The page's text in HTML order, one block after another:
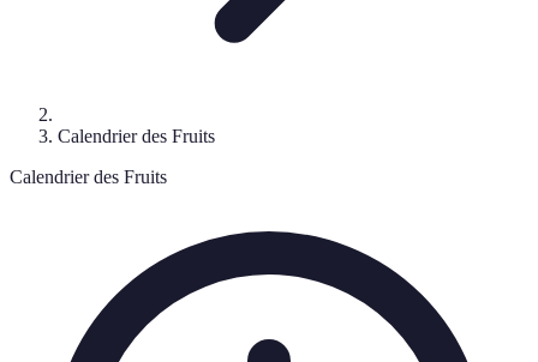
Calendrier des Fruits
Calendrier des Fruits